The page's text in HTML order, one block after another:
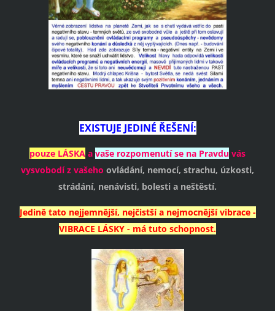
EXISTUJE JEDINÉ ŘEŠENÍ:
pouze LÁSKA a vaše rozpomenutí se na Pravdu vás
vysvobodí z vašeho ovládání, nemocí, strachu, úzkosti,
strádání, nenávisti, bolesti a neštěstí.
Jedině tato nejjemnější, nejčistší a nejmocnější vibrace -
VIBRACE LÁSKY - má tuto schopnost.